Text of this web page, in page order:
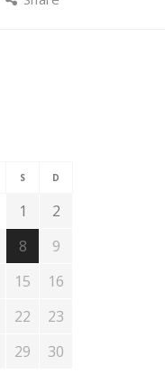
S D
1
2
8
9
15
16
22
23
29
30